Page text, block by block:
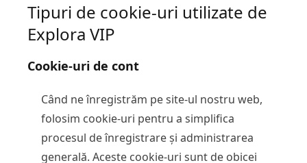
Tipuri de cookie-uri utilizate de
Explora VIP
Cookie-uri de cont
Când ne înregistrăm pe site-ul nostru web,
folosim cookie-uri pentru a simplifica
procesul de înregistrare și administrarea
generală. Aceste cookie-uri sunt de obicei